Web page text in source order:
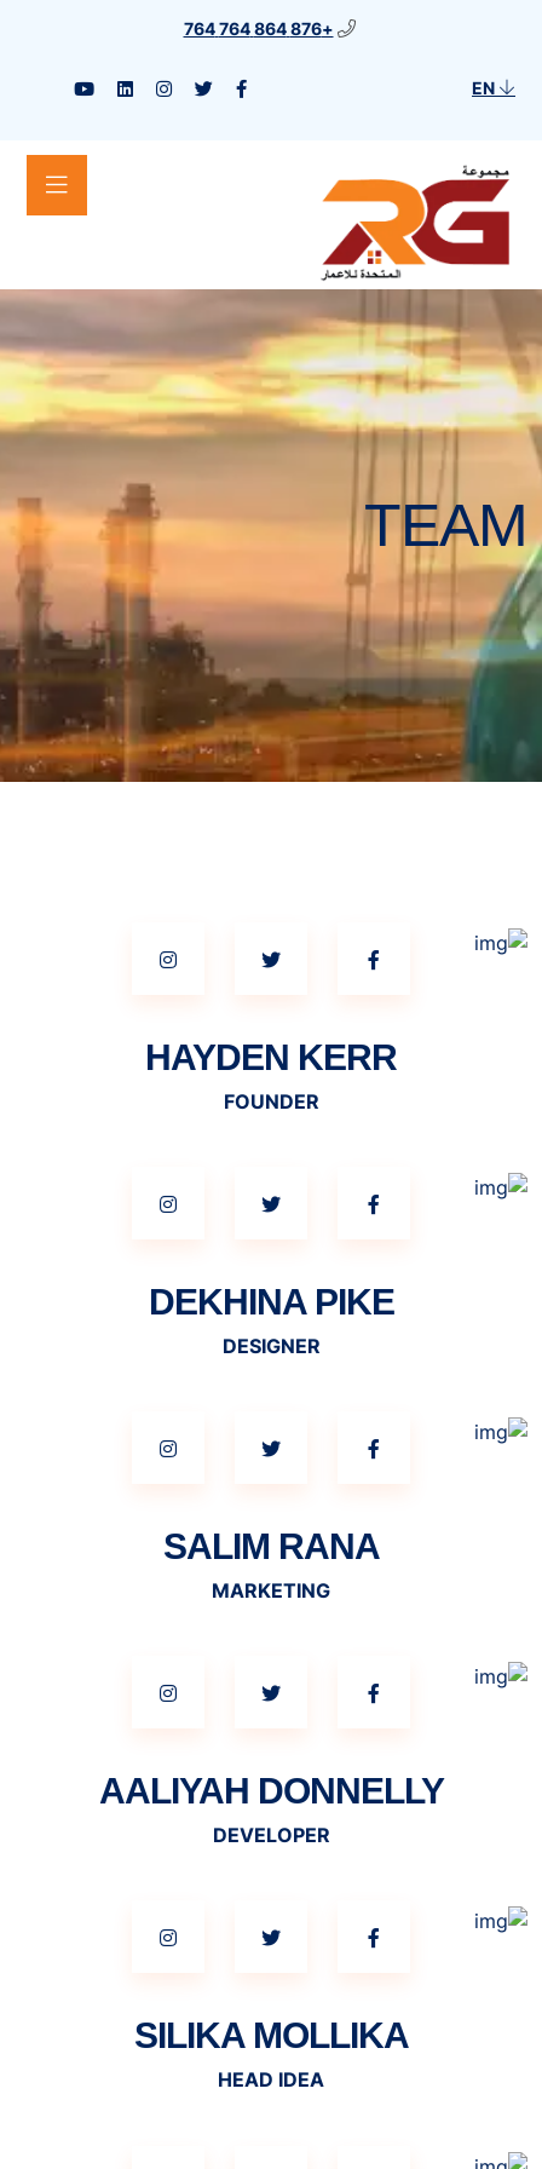
+876 864 764 764
EN
TEAM
HAYDEN KERR
FOUNDER
DEKHINA PIKE
DESIGNER
SALIM RANA
MARKETING
AALIYAH DONNELLY
DEVELOPER
SILIKA MOLLIKA
HEAD IDEA